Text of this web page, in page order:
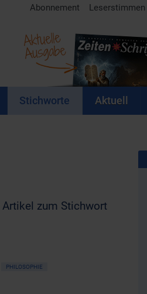
Abonnement Leserstimmen
Aktuelle
Ausgabe
Stichworte Aktuell
Artikel zum Stichwort
PHILOSOPHIE